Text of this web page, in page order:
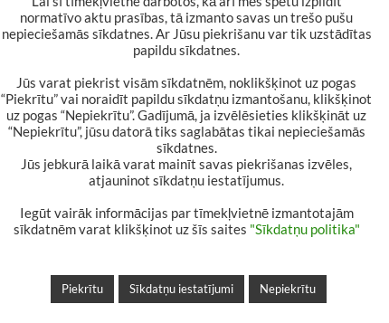
Mums atkal ir jaunas grāmatas, tāpēc
uz bibliotēku un izvēlēties kādu no tām un
Tev izvēlētā grāmatiņa patiks, priecāsimies,
uzrakstīsi arī atsauksmi. Visas atsauksmes ar
vārdu un uzvārdu apsolām publicēt Bērnu
nodaļas blogā!
Lūk, te ir mūsu jaunās grāmatas!
1. Pašiem mazākajiem lasītājiem:
normatīvo aktu prasības, tā izmanto savas un trešo pušu
nepieciešamās sīkdatnes. Ar Jūsu piekrišanu var tik uzstādītas
papildu sīkdatnes.
Jūs varat piekrist visām sīkdatnēm, noklikšķinot uz pogas
“Piekrītu” vai noraidīt papildu sīkdatņu izmantošanu, klikšķinot
uz pogas “Nepiekrītu”. Gadījumā, ja izvēlēsieties klikšķināt uz
“Nepiekrītu”, jūsu datorā tiks saglabātas tikai nepieciešamās
sīkdatnes.
Jūs jebkurā laikā varat mainīt savas piekrišanas izvēles,
atjauninot sīkdatņu iestatījumus.
Iegūt vairāk informācijas par tīmekļvietnē izmantotajām
sīkdatnēm varat klikšķinot uz šīs saites "Sīkdatņu politika"
Piekrītu Sīkdatņu iestatījumi Nepiekrītu